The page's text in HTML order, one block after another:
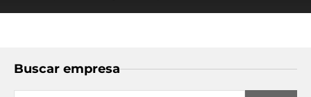
Buscar empresa